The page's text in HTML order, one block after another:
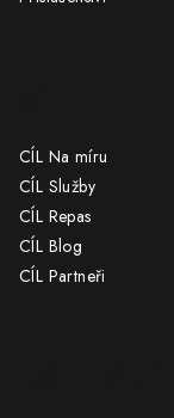
CÍL Na míru
CÍL Služby
CÍL Repas
CÍL Blog
CÍL Partneři